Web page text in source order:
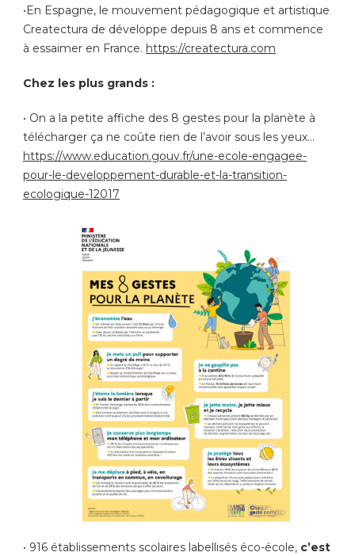
•En Espagne, le mouvement pédagogique et artistique
Createctura de développe depuis 8 ans et commence
à essaimer en France. https://createctura.com
Chez les plus grands :
• On a la petite affiche des 8 gestes pour la planète à
télécharger ça ne coûte rien de l’avoir sous les yeux…
https://www.education.gouv.fr/une-ecole-engagee-
pour-le-developpement-durable-et-la-transition-
ecologique-12017
• 916 établissements scolaires labellisés éco-école, c’est